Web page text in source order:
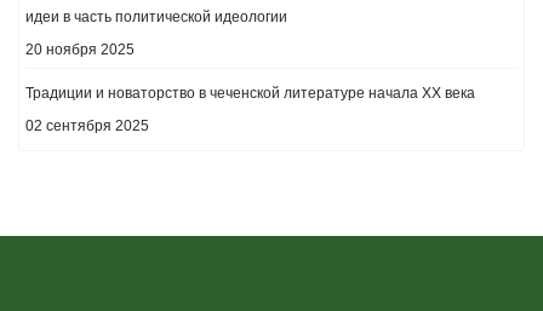
идеи в часть политической идеологии
20 ноября 2025
Традиции и новаторство в чеченской литературе начала ХХ века
02 сентября 2025